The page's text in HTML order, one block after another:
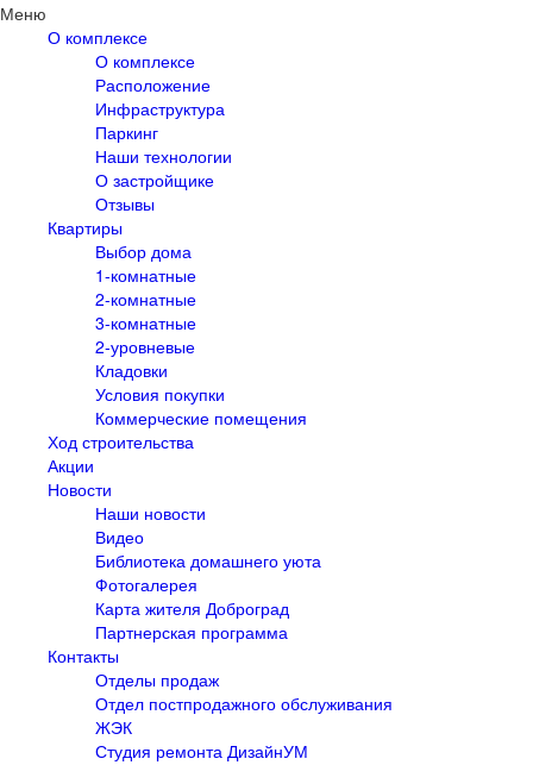
Меню
О комплексе
О комплексе
Расположение
Инфраструктура
Паркинг
Наши технологии
О застройщике
Отзывы
Квартиры
Выбор дома
1-комнатные
2-комнатные
3-комнатные
2-уровневые
Кладовки
Условия покупки
Коммерческие помещения
Ход строительства
Акции
Новости
Наши новости
Видео
Библиотека домашнего уюта
Фотогалерея
Карта жителя Доброград
Партнерская программа
Контакты
Отделы продаж
Отдел постпродажного обслуживания
ЖЭК
Студия ремонта ДизайнУМ